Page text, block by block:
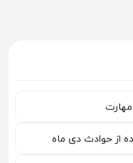
از حوادث دی ماه